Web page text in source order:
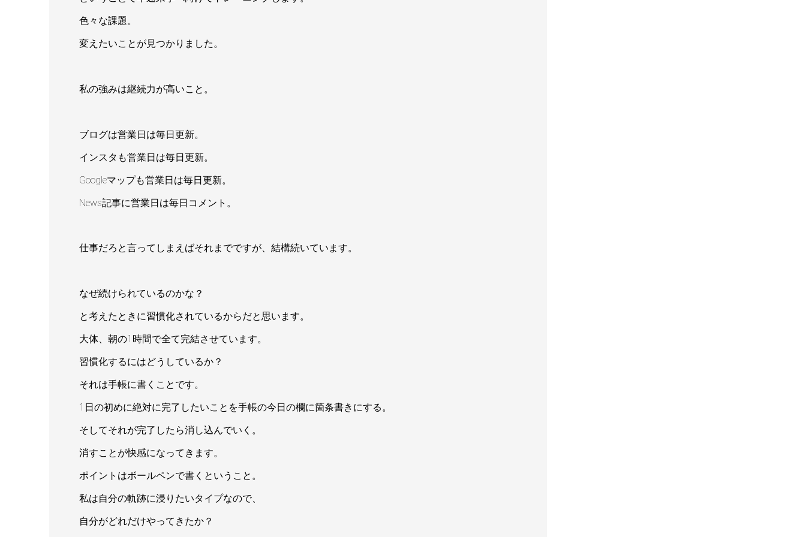
色々な課題。
変えたいことが見つかりました。
私の強みは継続力が高いこと。
ブログは営業日は毎日更新。
インスタも営業日は毎日更新。
Googleマップも営業日は毎日更新。
News記事に営業日は毎日コメント。
仕事だろと言ってしまえばそれまでですが、結構続いています。
なぜ続けられているのかな？
と考えたときに習慣化されているからだと思います。
大体、朝の1時間で全て完結させています。
習慣化するにはどうしているか？
それは手帳に書くことです。
1日の初めに絶対に完了したいことを手帳の今日の欄に箇条書きにする。
そしてそれが完了したら消し込んでいく。
消すことが快感になってきます。
ポイントはボールペンで書くということ。
私は自分の軌跡に浸りたいタイプなので、
自分がどれだけやってきたか？